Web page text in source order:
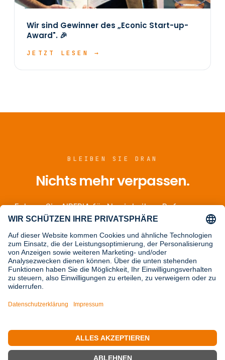
Wir sind Gewinner des „Econic Start-up-
Award". 🎉
JETZT LESEN →
BLEIBEN SIE DRAN
Nichts mehr verpassen.
Folgen Sie AIPERIA für Neuigkeiten, Referenzen
und Einblicke, oder sprechen Sie direkt mit
uns.
Auf LinkedIn folgen LET'S TALK →
© 2026 AIPERIA GMBH